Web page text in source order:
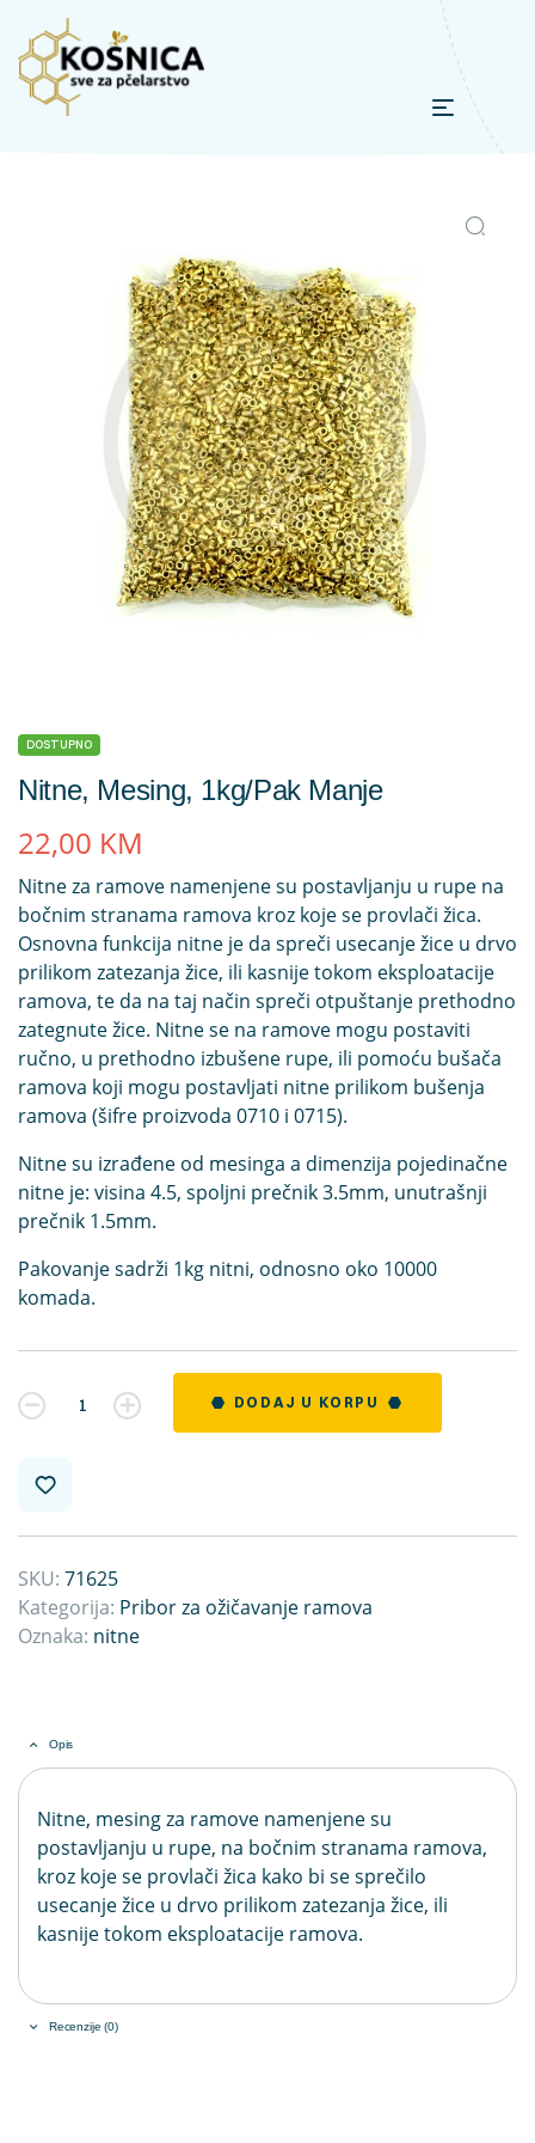
DOSTUPNO
Nitne, Mesing, 1kg/pak Manje
22,00 KM
Nitne za ramove namenjene su postavljanju u rupe na
bočnim stranama ramova kroz koje se provlači žica.
Osnovna funkcija nitne je da spreči usecanje žice u drvo
prilikom zatezanja žice, ili kasnije tokom eksploatacije
ramova, te da na taj način spreči otpuštanje prethodno
zategnute žice. Nitne se na ramove mogu postaviti
ručno, u prethodno izbušene rupe, ili pomoću bušača
ramova koji mogu postavljati nitne prilikom bušenja
ramova (šifre proizvoda 0710 i 0715).
Nitne su izrađene od mesinga a dimenzija pojedinačne
nitne je: visina 4.5, spoljni prečnik 3.5mm, unutrašnji
prečnik 1.5mm.
Pakovanje sadrži 1kg nitni, odnosno oko 10000
komada.
Kvantitet DODAJ U KORPU
SKU: 71625
Kategorija: Pribor za ožičavanje ramova
Oznaka: nitne
Opis
Nitne, mesing za ramove namenjene su
postavljanju u rupe, na bočnim stranama ramova,
kroz koje se provlači žica kako bi se sprečilo
usecanje žice u drvo prilikom zatezanja žice, ili
kasnije tokom eksploatacije ramova.
Recenzije (0)